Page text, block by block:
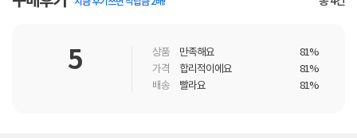
5 상품 만족해요
81%
가격
합리적이에요
81%
배송
빨라요 81%